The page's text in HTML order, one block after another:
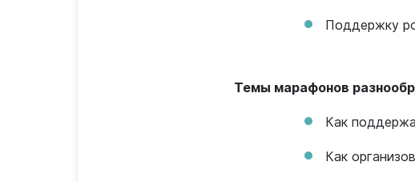
Поддержку
Темы марафонов
Как
Как